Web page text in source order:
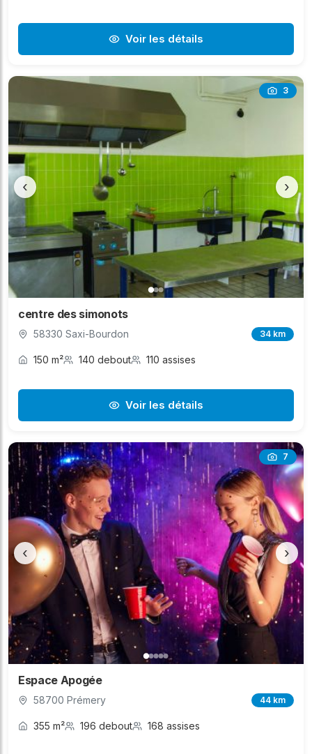
Voir les détails
3
‹ ›
centre des simonots
58330 Saxi-Bourdon 34 km
150 m² 140 debout 110 assises
Voir les détails
7
‹ ›
Espace Apogée
58700 Prémery 44 km
355 m² 196 debout 168 assises